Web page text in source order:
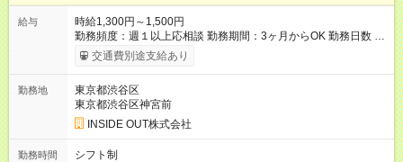
給与
時給1,300円～1,500円
勤務頻度：週１以上応相談 勤務期間：3ヶ月からOK 勤務日数 ●
週2以上希望（月によって週2以下でも相談可） 勤務時間 9:30～
18:00 休憩60分 シフト制、シフトは毎月毎に提出 ◎週1日、予
合が合わなければその週はお休みもOKです♪ 【試用期間】試用
期間あり 試用期間の長さ：1ヶ月 ※ 雇用形態と給与に、本採用
時と異なる部分があります。 雇用形態：本採用時と同じです。
給与：時給 1,250円 ～ 1,300円
交通費別途支給あり
勤務地
東京都渋谷区
東京都渋谷区神宮前
INSIDE OUT株式会社
勤務時間
シフト制